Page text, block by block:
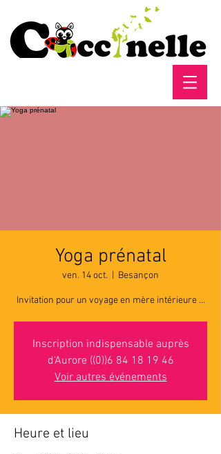
Yoga prénatal
ven. 14 oct. Besançon
Invitation pour un voyage en mère intérieure ...
Inscription indispensable auprès
d'Aurore ((0))6 84 18 19 46
Voir autres événements
Heure et lieu